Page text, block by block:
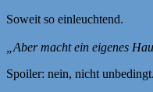
Soweit so einleuchtend.
„Aber macht ein eigenes
Spoiler: nein, nicht unbedingt.